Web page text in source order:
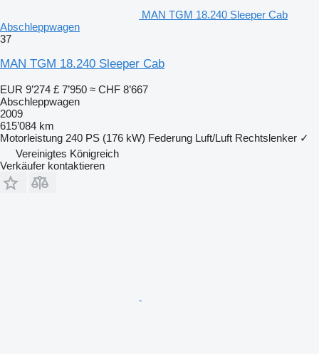
MAN TGM 18.240 Sleeper Cab
Abschleppwagen
37
MAN TGM 18.240 Sleeper Cab
EUR 9’274 £ 7’950 ≈ CHF 8’667
Abschleppwagen
2009
615’084 km
Motorleistung 240 PS (176 kW) Federung Luft/Luft Rechtslenker ✓
Vereinigtes Königreich
Verkäufer kontaktieren